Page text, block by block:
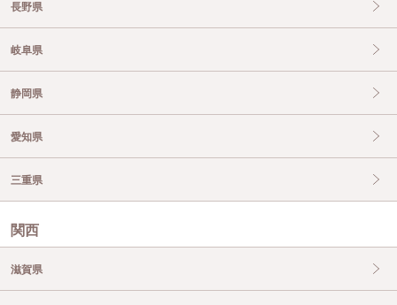
長野県
岐阜県
静岡県
愛知県
三重県
関西
滋賀県